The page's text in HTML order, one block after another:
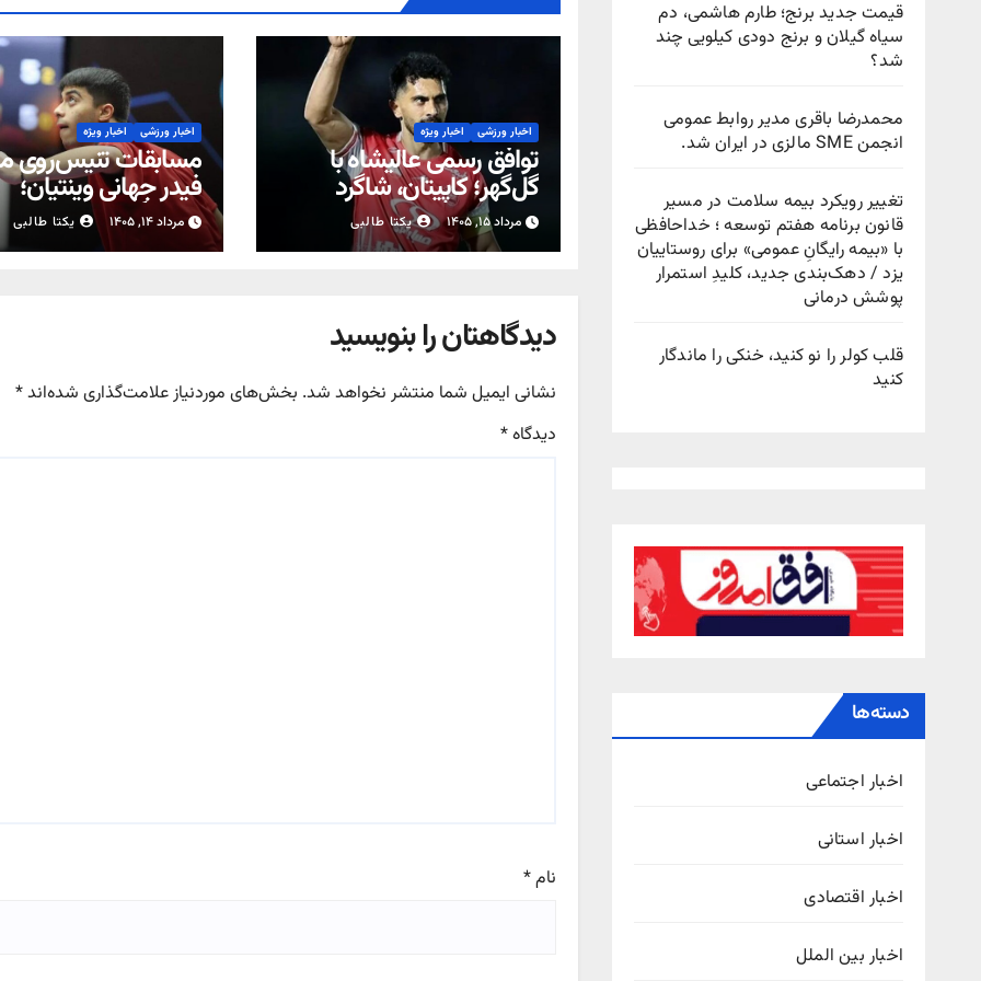
قیمت جدید برنج؛ طارم هاشمی، دم
سیاه گیلان و برنج دودی کیلویی چند
شد؟
محمدرضا باقری مدیر روابط عمومی
انجمن SME مالزی در ایران شد.
تغییر رویکرد بیمه سلامت در مسیر
قانون برنامه هفتم توسعه ؛ خداحافظی
با «بیمه رایگانِ عمومی» برای روستاییان
یزد / دهک‌بندی جدید، کلیدِ استمرار
پوشش درمانی
قلب کولر را نو کنید، خنکی را ماندگار
کنید
دسته‌ها
اخبار اجتماعی
اخبار استانی
اخبار اقتصادی
اخبار بین الملل
اخبار ورزشی اخبار ویژه
توافق رسمی عالیشاه با
گل‌گهر؛ کاپیتان، شاگرد
رحمتی شد
مرداد ۱۵, ۱۴۰۵ یکتا طالبی
اخبار ورزشی اخبار ویژه
مسابقات تنیس‌روی
فیدر جهانی وینتیان؛
نمایندگان ایران با برد
کردند
مرداد ۱۴, ۱۴۰۵ یکتا طالبی
دیدگاهتان را بنویسید
نشانی ایمیل شما منتشر نخواهد شد. بخش‌های موردنیاز علامت‌گذاری شده‌اند*
دیدگاه*
نام*